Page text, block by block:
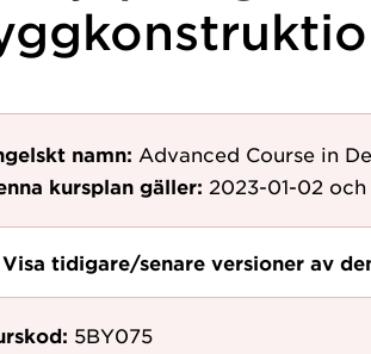
namn: Advanced Course in
kursplan gäller: 2023-01-02
Visa tidigare/senare versioner av
5BY075